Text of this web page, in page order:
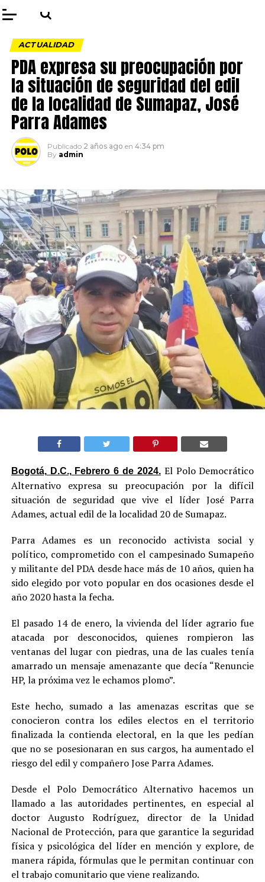
ACTUALIDAD
PDA expresa su preocupación por
la situación de seguridad del edil
de la localidad de Sumapaz, José
Parra Adames
Publicado 2 años ago en 4:34 pm
By admin
Bogotá, D.C., Febrero 6 de 2024. El Polo Democrático
Alternativo expresa su preocupación por la difícil
situación de seguridad que vive el líder José Parra
Adames, actual edil de la localidad 20 de Sumapaz.
Parra Adames es un reconocido activista social y
político, comprometido con el campesinado Sumapeño
y militante del PDA desde hace más de 10 años, quien ha
sido elegido por voto popular en dos ocasiones desde el
año 2020 hasta la fecha.
El pasado 14 de enero, la vivienda del líder agrario fue
atacada por desconocidos, quienes rompieron las
ventanas del lugar con piedras, una de las cuales tenía
amarrado un mensaje amenazante que decía “Renuncie
HP, la próxima vez le echamos plomo”.
Este hecho, sumado a las amenazas escritas que se
conocieron contra los ediles electos en el territorio
finalizada la contienda electoral, en la que les pedían
que no se posesionaran en sus cargos, ha aumentado el
riesgo del edil y compañero Jose Parra Adames.
Desde el Polo Democrático Alternativo hacemos un
llamado a las autoridades pertinentes, en especial al
doctor Augusto Rodríguez, director de la Unidad
Nacional de Protección, para que garantice la seguridad
física y psicológica del líder en mención y explore, de
manera rápida, fórmulas que le permitan continuar con
el trabajo comunitario que viene realizando.